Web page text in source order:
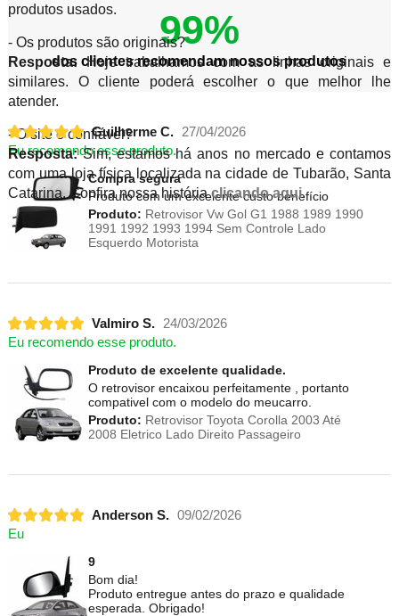
produtos usados.
- Os produtos são originais?
Resposta:Hoje trabalhamos com as linhas originais e
similares. O cliente poderá escolher o que melhor lhe
atender.
- O site é confiável?
Resposta:Sim, estamos há anos no mercado e contamos
com uma loja física localizada na cidade de Tubarão, Santa
Catarina. Confira nossa históriaclicando aqui.
99%
dos clientes recomendam nossos produtos
Guilherme C.
27/04/2026
Eu recomendo esse produto.
Compra segura
Produto com um excelente custo benefício
Produto: Retrovisor Vw Gol G1 1988 1989 1990
1991 1992 1993 1994 Sem Controle Lado
Esquerdo Motorista
Valmiro S.
24/03/2026
Eu recomendo esse produto.
Produto de excelente qualidade.
O retrovisor encaixou perfeitamente , portanto
compativel com o modelo do meucarro.
Produto: Retrovisor Toyota Corolla 2003 Até
2008 Eletrico Lado Direito Passageiro
Anderson S. 09/02/2026
Eu
9
Bom dia!
Produto entregue antes do prazo e qualidade
esperada. Obrigado!